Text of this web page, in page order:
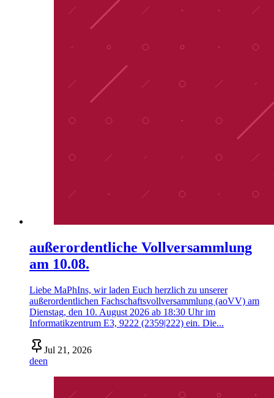
außerordentliche Vollversammlung
am 10.08.
Liebe MaPhIns, wir laden Euch herzlich zu unserer
außerordentlichen Fachschaftsvollversammlung (aoVV) am
Dienstag, den 10. August 2026 ab 18:30 Uhr im
Informatikzentrum E3, 9222 (2359|222) ein. Die...
Jul 21, 2026
deen